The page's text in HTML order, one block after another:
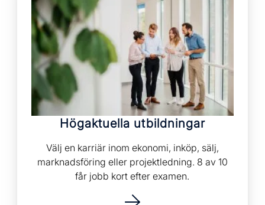
Högaktuella utbildningar
Välj en karriär inom ekonomi, inköp, sälj,
marknadsföring eller projektledning. 8 av 10
får jobb kort efter examen.